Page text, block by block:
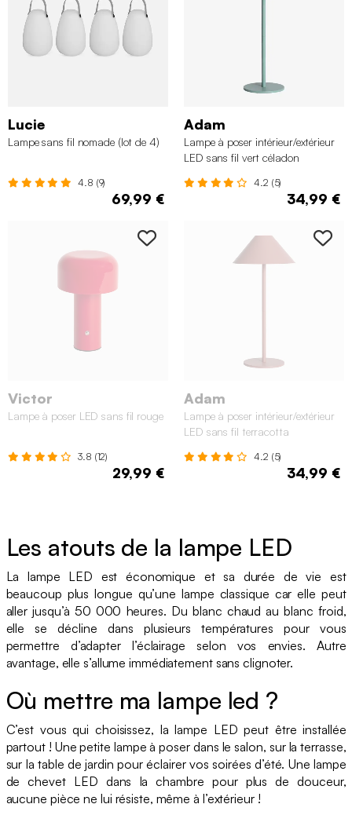
Lucie
Lampe sans fil nomade (lot de 4)
4.8 (9)
69,99 €
Adam
Lampe à poser intérieur/extérieur
LED sans fil vert céladon
4.2 (5)
34,99 €
Victor
Lampe à poser LED sans fil rouge
3.8 (12)
29,99 €
Adam
Lampe à poser intérieur/extérieur
LED sans fil terracotta
4.2 (5)
34,99 €
Les atouts de la lampe LED
La lampe LED est économique et sa durée de vie est
beaucoup plus longue qu’une lampe classique car elle peut
aller jusqu’à 50 000 heures. Du blanc chaud au blanc froid,
elle se décline dans plusieurs températures pour vous
permettre d’adapter l’éclairage selon vos envies. Autre
avantage, elle s’allume immédiatement sans clignoter.
Où mettre ma lampe led ?
C’est vous qui choisissez, la lampe LED peut être installée
partout ! Une petite lampe à poser dans le salon, sur la terrasse,
sur la table de jardin pour éclairer vos soirées d’été. Une lampe
de chevet LED dans la chambre pour plus de douceur,
aucune pièce ne lui résiste, même à l’extérieur !